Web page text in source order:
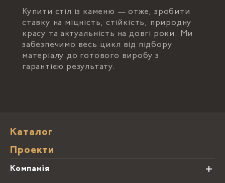
Купити стіл із каменю — отже, зробити
ставку на міцність, стійкість, природну
красу та актуальність на довгі роки. Ми
забезпечимо весь цикл від підбору
матеріалу до готового виробу з
гарантією результату.
Каталог
Проекти
Компанія